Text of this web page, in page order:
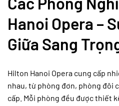
Hanoi Opera –
Giữa Sang
Hilton Hanoi Opera cung cấp
nhau, từ phòng đơn, phòng đôi
cấp. Mỗi phòng đều được thiết